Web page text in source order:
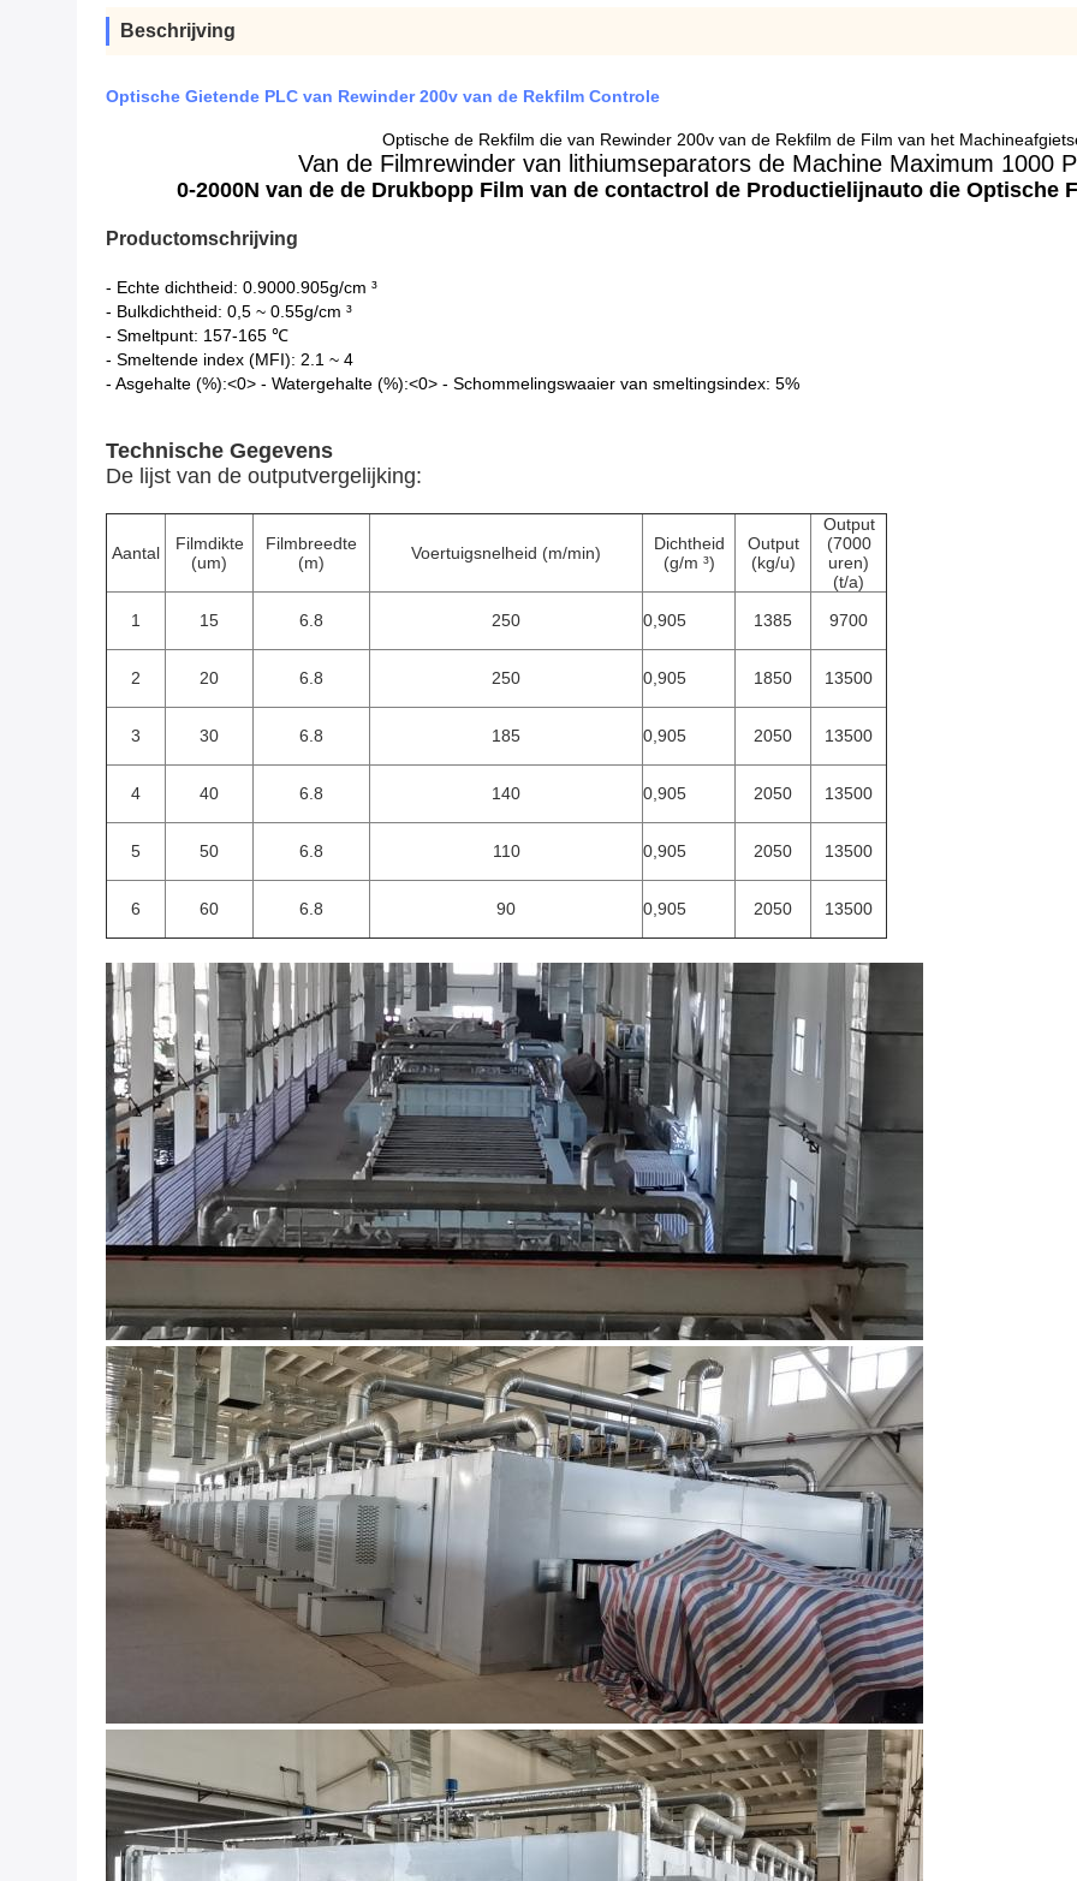
Beschrijving
Optische Gietende PLC van Rewinder 200v van de Rekfilm Controle
Optische de Rekfilm die van Rewinder 200v van de Rekfilm de Film van het
Van de Filmrewinder van lithiumseparators de Machine Maximum 1000
0-2000N van de de Drukbopp Film van de contactrol de Productielijnauto die
Productomschrijving
- Echte dichtheid: 0.9000.905g/cm ³
- Bulkdichtheid: 0,5 ~ 0.55g/cm ³
- Smeltpunt: 157-165 ℃
- Smeltende index (MFI): 2.1 ~ 4
- Asgehalte (%):<0> - Watergehalte (%):<0> - Schommelingswaaier van smeltingsindex: 5%
Technische Gegevens
De lijst van de outputvergelijking:
Aantal
Filmdikte
(um)
Filmbreedte
(m)
Voertuigsnelheid (m/min)
Dichtheid
(g/m ³)
Output
(kg/u)
Output
(7000
uren)
(t/a)
1
15 6.8 250 0,905 1385 9700
2 20 6.8 250 0,905 1850 13500
3 30 6.8 185 0,905 2050 13500
4 40 6.8 140 0,905 2050 13500
5 50 6.8 110 0,905 2050 13500
6 60 6.8 90 0,905 2050 13500